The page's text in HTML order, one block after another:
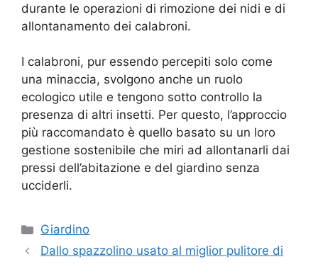
durante le operazioni di rimozione dei nidi e di
allontanamento dei calabroni.
I calabroni, pur essendo percepiti solo come
una minaccia, svolgono anche un ruolo
ecologico utile e tengono sotto controllo la
presenza di altri insetti. Per questo, l’approccio
più raccomandato è quello basato su un loro
gestione sostenibile che miri ad allontanarli dai
pressi dell’abitazione e del giardino senza
ucciderli.
Categorie
Giardino
Dallo spazzolino usato al miglior pulitore di